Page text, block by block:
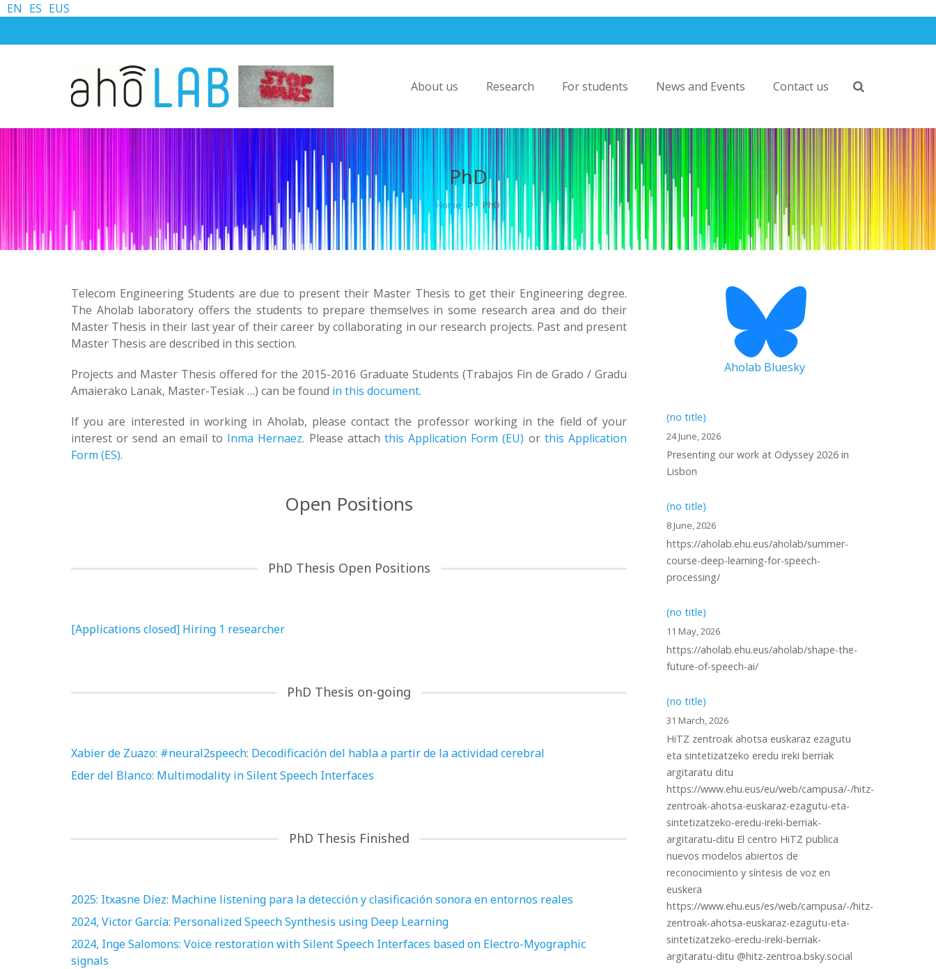
EN ES EUS
About us Research For students News and Events Contact us
PhD
Home PhD
Telecom Engineering Students are due to present their Master Thesis to get their Engineering degree.
The Aholab laboratory offers the students to prepare themselves in some research area and do their
Master Thesis in their last year of their career by collaborating in our research projects. Past and present
Master Thesis are described in this section.
Projects and Master Thesis offered for the 2015-2016 Graduate Students (Trabajos Fin de Grado / Gradu
Amaierako Lanak, Master-Tesiak …) can be found in this document.
If you are interested in working in Aholab, please contact the professor working in the field of your
interest or send an email to Inma Hernaez. Please attach this Application Form (EU) or this Application
Form (ES).
Open Positions
PhD Thesis Open Positions
[Applications closed] Hiring 1 researcher
PhD Thesis on-going
Xabier de Zuazo: #neural2speech: Decodificación del habla a partir de la actividad cerebral
Eder del Blanco: Multimodality in Silent Speech Interfaces
PhD Thesis Finished
2025: Itxasne Díez: Machine listening para la detección y clasificación sonora en entornos reales
2024, Victor García: Personalized Speech Synthesis using Deep Learning
2024, Inge Salomons: Voice restoration with Silent Speech Interfaces based on Electro-Myographic
signals
Aholab Bluesky
(no title)
24 June, 2026
Presenting our work at Odyssey 2026 in
Lisbon
(no title)
8 June, 2026
https://aholab.ehu.eus/aholab/summer-
course-deep-learning-for-speech-
processing/
(no title)
11 May, 2026
https://aholab.ehu.eus/aholab/shape-the-
future-of-speech-ai/
(no title)
31 March, 2026
HiTZ zentroak ahotsa euskaraz ezagutu
eta sintetizatzeko eredu ireki berriak
argitaratu ditu
https://www.ehu.eus/eu/web/campusa/-/hitz-
zentroak-ahotsa-euskaraz-ezagutu-eta-
sintetizatzeko-eredu-ireki-berriak-
argitaratu-ditu El centro HiTZ publica
nuevos modelos abiertos de
reconocimiento y síntesis de voz en
euskera
https://www.ehu.eus/es/web/campusa/-/hitz-
zentroak-ahotsa-euskaraz-ezagutu-eta-
sintetizatzeko-eredu-ireki-berriak-
argitaratu-ditu @hitz-zentroa.bsky.social